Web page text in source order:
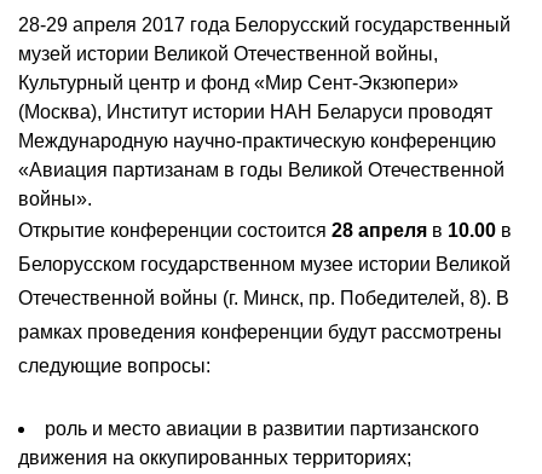
28-29 апреля 2017 года Белорусский государственный
музей истории Великой Отечественной войны,
Культурный центр и фонд «Мир Сент-Экзюпери»
(Москва), Институт истории НАН Беларуси проводят
Международную научно-практическую конференцию
«Авиация партизанам в годы Великой Отечественной
войны».
Открытие конференции состоится 28 апреля в 10.00 в
Белорусском государственном музее истории Великой
Отечественной войны (г. Минск, пр. Победителей, 8). В
рамках проведения конференции будут рассмотрены
следующие вопросы:
роль и место авиации в развитии партизанского
движения на оккупированных территориях;